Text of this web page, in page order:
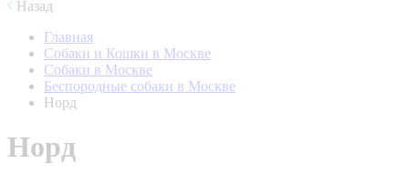
Назад
Главная
Собаки и Кошки в Москве
Собаки в Москве
Беспородные собаки в Москве
Норд
Норд